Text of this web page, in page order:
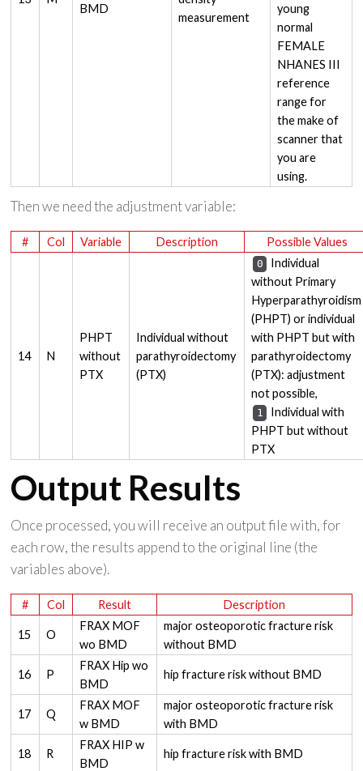
BMD
measurement
young
normal
FEMALE
NHANES III
reference
range for
the make of
scanner that
you are
using.
Then we need the adjustment variable:
# Col Variable Description Possible Values
14 N
PHPT
without
PTX
Individual without
parathyroidectomy
(PTX)
0
Individual
without Primary
Hyperparathyroidism
(PHPT) or individual
with PHPT but with
parathyroidectomy
(PTX): adjustment
not possible,
1
Individual with
PHPT but without
PTX
Output Results
Once processed, you will receive an output file with, for
each row, the results append to the original line (the
variables above).
# Col Result Description
15 O
FRAX MOF
wo BMD
major osteoporotic fracture risk
without BMD
16 P
FRAX Hip wo
BMD
hip fracture risk without BMD
17 Q
FRAX MOF
w BMD
major osteoporotic fracture risk
with BMD
18 R
FRAX HIP w
BMD
hip fracture risk with BMD